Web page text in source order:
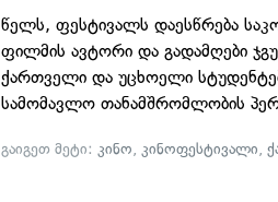
წელს, ფესტივალს დაესწრება
ფილმის ავტორი და გადამღები
ქართველი და უცხოელი
სამომავლო თანამშრომლობის
გაიგეთ მეტი:კინო,კინოფესტივალი,